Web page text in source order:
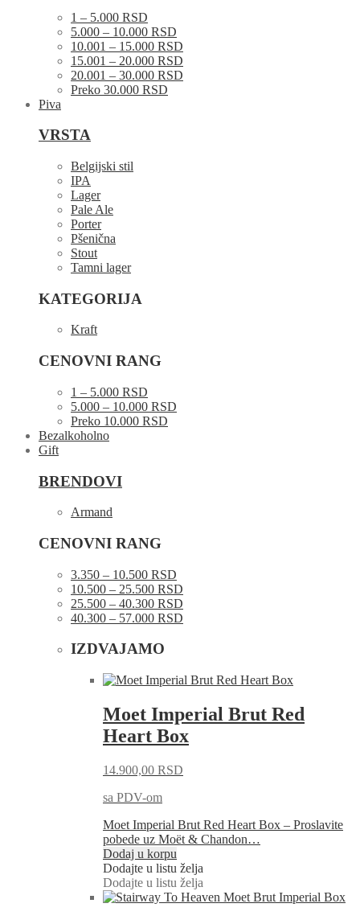
1 – 5.000 RSD
5.000 – 10.000 RSD
10.001 – 15.000 RSD
15.001 – 20.000 RSD
20.001 – 30.000 RSD
Preko 30.000 RSD
Piva
VRSTA
Belgijski stil
IPA
Lager
Pale Ale
Porter
Pšenična
Stout
Tamni lager
KATEGORIJA
Kraft
CENOVNI RANG
1 – 5.000 RSD
5.000 – 10.000 RSD
Preko 10.000 RSD
Bezalkoholno
Gift
BRENDOVI
Armand
CENOVNI RANG
3.350 – 10.500 RSD
10.500 – 25.500 RSD
25.500 – 40.300 RSD
40.300 – 57.000 RSD
IZDVAJAMO
Moet Imperial Brut Red
Heart Box
14.900,00 RSD
sa PDV-om
Moet Imperial Brut Red Heart Box – Proslavite
pobede uz Moët & Chandon…
Dodaj u korpu
Dodajte u listu želja
Dodajte u listu želja